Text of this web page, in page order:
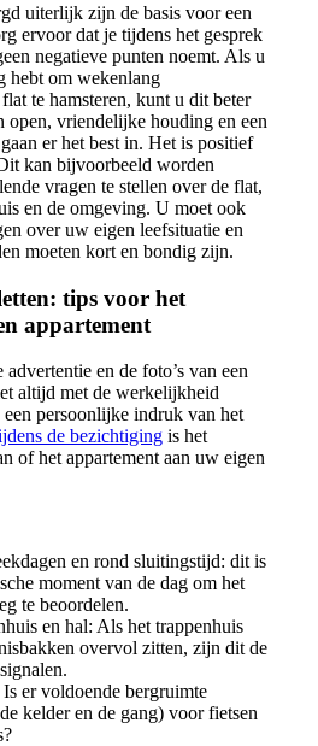
uiterlijk zijn de basis voor een
ervoor dat je tijdens het gesprek
negatieve punten noemt. Als u
hebt om wekenlang
te hamsteren, kunt u dit beter
open, vriendelijke houding en een
er het best in. Het is positief
kan bijvoorbeeld worden
vragen te stellen over de flat,
en de omgeving. U moet ook
over uw eigen leefsituatie en
moeten kort en bondig zijn.
tips voor het
appartement
en de foto’s van een
altijd met de werkelijkheid
persoonlijke indruk van het
de bezichtiging is het
of het appartement aan uw eigen
en rond sluitingstijd: dit is
moment van de dag om het
te beoordelen.
en hal: Als het trappenhuis
overvol zitten, zijn dit de
Is er voldoende bergruimte
kelder en de gang) voor fietsen